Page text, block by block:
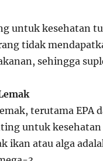
untuk kesehatan
tidak
sehingga
terutama EPA
untuk
ikan atau alga